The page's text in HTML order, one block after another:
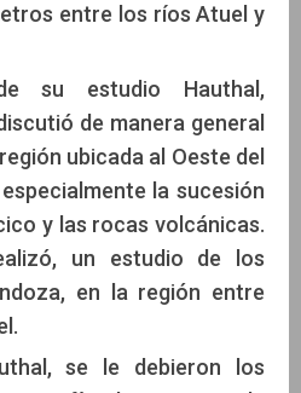
entre los ríos Atuel y
su estudio Hauthal,
de manera general
ubicada al Oeste del
la sucesión
y las rocas volcánicas.
un estudio de los
en la región entre
se le debieron los